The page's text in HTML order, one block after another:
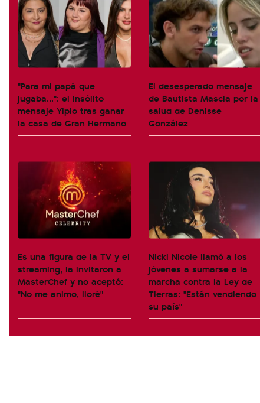
"Para mi papá que
jugaba...": el insólito
mensaje Yipio tras ganar
la casa de Gran Hermano
El desesperado mensaje
de Bautista Mascia por la
salud de Denisse
González
Es una figura de la TV y el
streaming, la invitaron a
MasterChef y no aceptó:
"No me animo, lloré"
Nicki Nicole llamó a los
jóvenes a sumarse a la
marcha contra la Ley de
Tierras: "Están vendiendo
su país"